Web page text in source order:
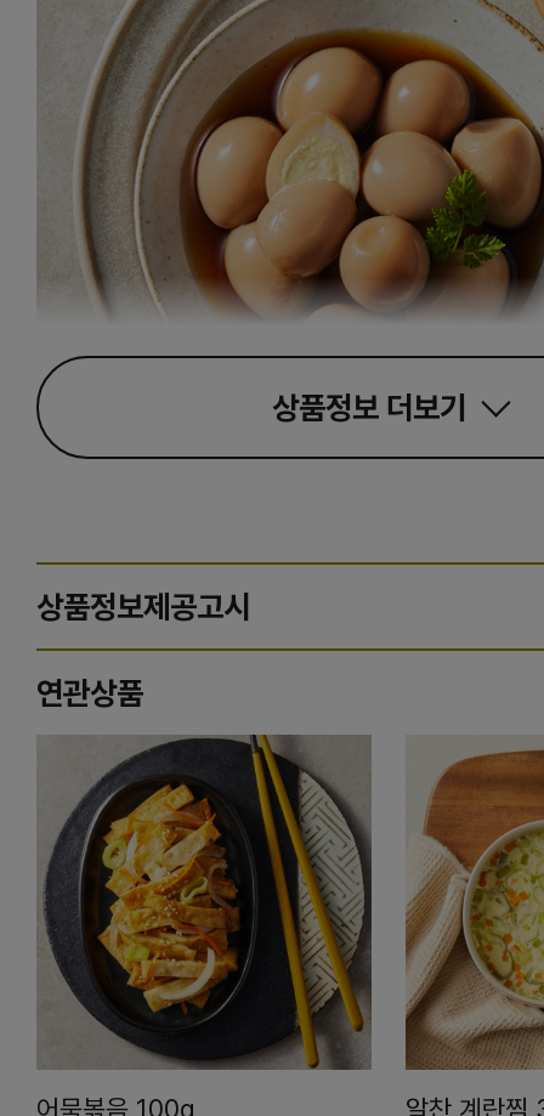
상품정보 더보기
상품정보제공고시
연관상품
어묵볶음 100g 알찬 계란찜